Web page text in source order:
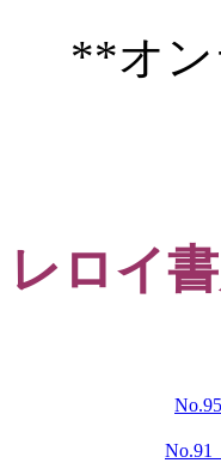
**オン
レロイ
No.91